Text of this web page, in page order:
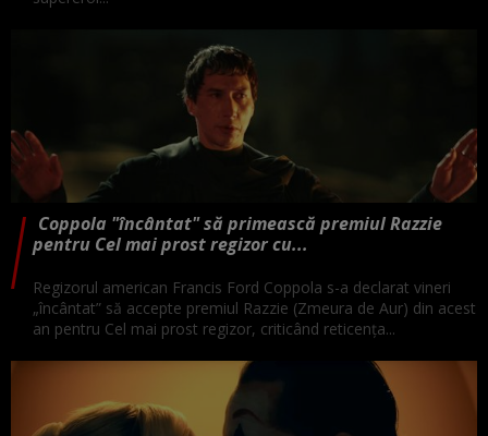
Coppola "încântat" să primească premiul Razzie
pentru Cel mai prost regizor cu...
Regizorul american Francis Ford Coppola s-a declarat vineri
„încântat” să accepte premiul Razzie (Zmeura de Aur) din acest
an pentru Cel mai prost regizor, criticând reticenţa...